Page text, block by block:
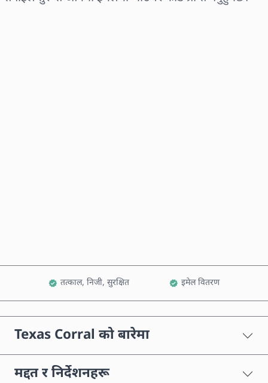
तत्काल, निजी, सुरक्षित इमेल वितरण
Texas Corral को बारेमा
मद्दत र निर्देशनहरू